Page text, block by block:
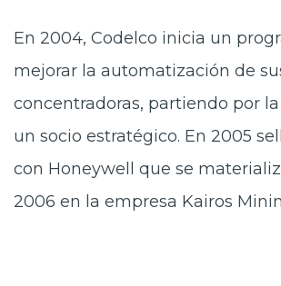
En 2004, Codelco inicia un
mejorar la automatización de
concentradoras, partiendo por
un socio estratégico. En 2005
con Honeywell que se
2006 en la empresa Kairos